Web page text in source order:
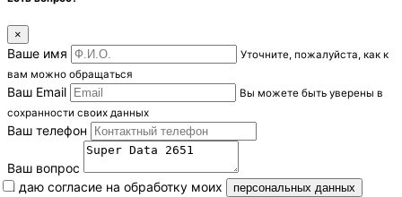
×
Ваше имя
Уточните, пожалуйста, как к
вам можно обращаться
Ваш Email
Вы можете быть уверены в
сохранности своих данных
Ваш телефон
Ваш вопрос
Я даю согласие на обработку моих
персональных данных